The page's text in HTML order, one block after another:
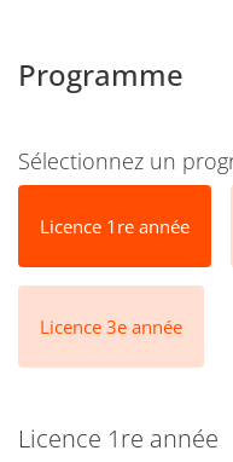
Programme
Sélectionnez un
Licence 1re année
Licence 3e année
Licence 1re année